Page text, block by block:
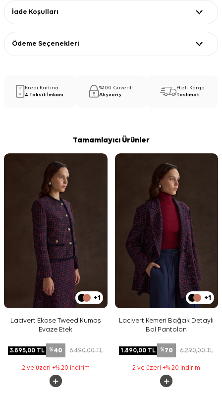
İade Koşulları
Ödeme Seçenekleri
Kredi Kartına
4 Taksit İmkanı
%100 Güvenli
Alışveriş
Hızlı Kargo
Teslimat
Tamamlayıcı Ürünler
+1
Lacivert Ekose Tweed Kumaş
Evaze Etek
3.895,00 TL %40 6.490,00TL
2 ve üzeri +% 20 indirim
+1
Lacivert Kemeri Bağcık Detaylı
Bol Pantolon
1.890,00 TL %70 6.290,00TL
2 ve üzeri +% 20 indirim